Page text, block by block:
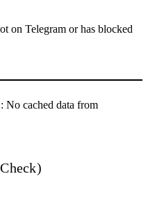
on Telegram or has blocked
data from